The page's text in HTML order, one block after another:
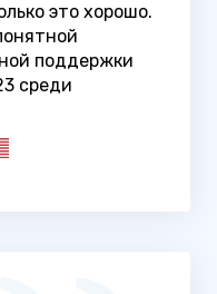
это хорошо.
поддержки
среди